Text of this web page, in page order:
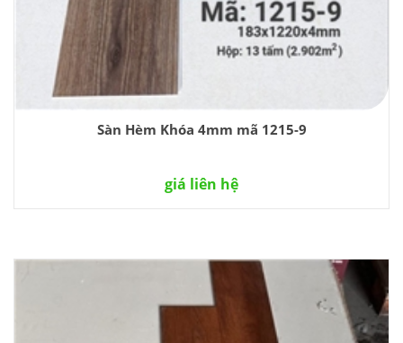
Sàn Hèm Khóa 4mm mã 1215-9
giá liên hệ